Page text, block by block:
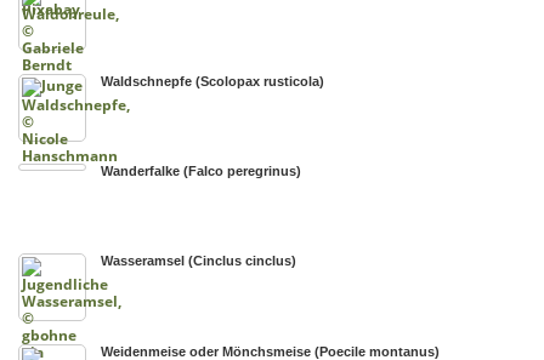
Waldschnepfe (Scolopax rusticola)
Wanderfalke (Falco peregrinus)
Wasseramsel (Cinclus cinclus)
Weidenmeise oder Mönchsmeise (Poecile montanus)